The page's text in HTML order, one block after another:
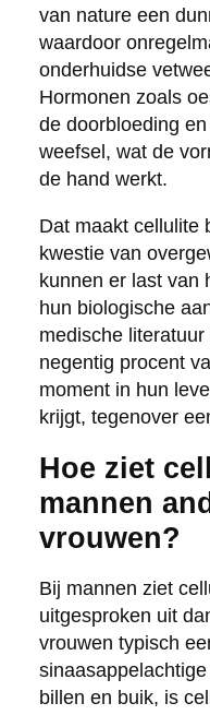
van nature een
waardoor
onderhuidse
Hormonen zoals
de doorbloeding
weefsel, wat de
de hand werkt.
Dat maakt cellulite
kwestie van
kunnen er last van
hun biologische
medische literatuur
negentig procent
moment in hun
krijgt, tegenover
Hoe ziet
mannen
vrouwen?
Bij mannen ziet
uitgesproken uit
vrouwen typisch
billen en buik, is